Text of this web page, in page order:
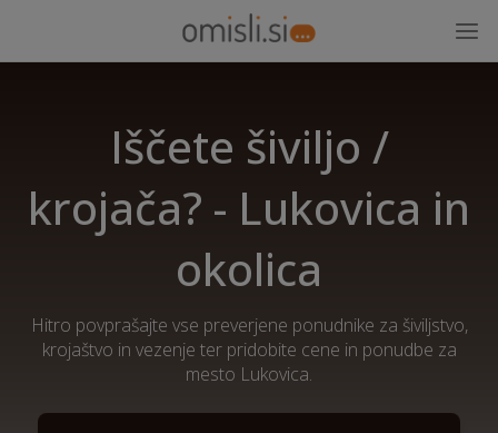
Iščete šiviljo /
krojača? - Lukovica in
okolica
Hitro povprašajte vse preverjene ponudnike za šiviljstvo,
krojaštvo in vezenje ter pridobite cene in ponudbe za
mesto Lukovica.